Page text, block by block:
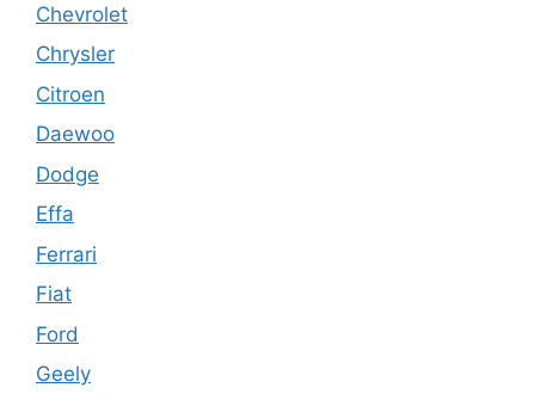
Chevrolet
Chrysler
Citroen
Daewoo
Dodge
Effa
Ferrari
Fiat
Ford
Geely